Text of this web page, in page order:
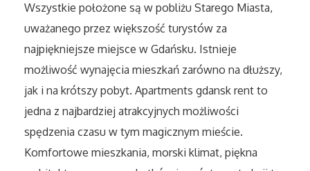
Chemia
Art. Spożywcze
Materiały Eksploatacyjne
Inne Sklepy
Elektronarzędzia
Wszystkie położone są w pobliżu Starego Miasta,
uważanego przez większość turystów za
najpiękniejsze miejsce w Gdańsku. Istnieje
możliwość wynajęcia mieszkań zarówno na dłuższy,
jak i na krótszy pobyt. Apartments gdansk rent to
jedna z najbardziej atrakcyjnych możliwości
spędzenia czasu w tym magicznym mieście.
Komfortowe mieszkania, morski klimat, piękna